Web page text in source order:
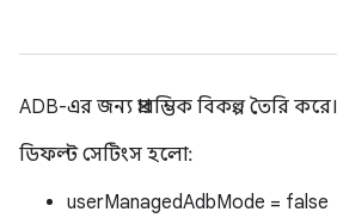
ADB-এর জন্য প্রারম্ভিক বিকল্প তৈরি করে।
ডিফল্ট সেটিংস হলো:
userManagedAdbMode = false